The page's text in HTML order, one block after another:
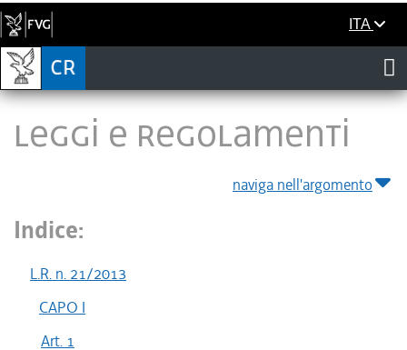
ITA
LEGGI E REGOLAMENTI
naviga nell'argomento
Indice:
L.R. n. 21/2013
CAPO I
Art. 1